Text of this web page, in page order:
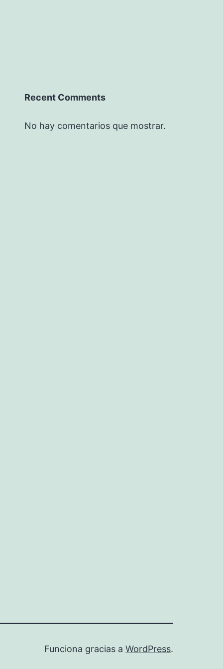
Recent Comments
No hay comentarios que mostrar.
Funciona gracias a WordPress.